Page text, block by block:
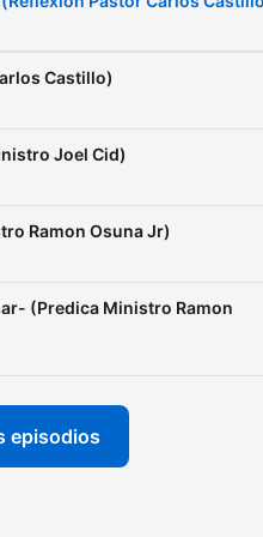
Castillo)
Joel Cid)
Ramon Osuna Jr)
(Predica Ministro Ramon
episodios